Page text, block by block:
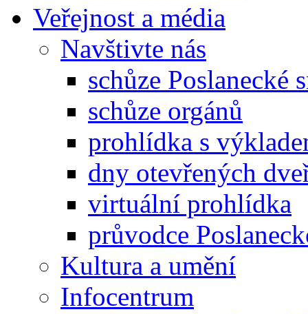
Veřejnost a média
Navštivte nás
schůze Poslanecké
schůze orgánů
prohlídka s
dny otevřených
virtuální prohlídka
průvodce
Kultura a umění
Infocentrum